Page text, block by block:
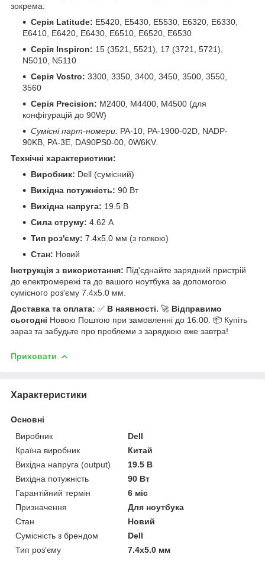
зокрема:
Серія Latitude: E5420, E5430, E5530, E6320, E6330,
E6410, E6420, E6430, E6510, E6520, E6530
Серія Inspiron: 15 (3521, 5521), 17 (3721, 5721),
N5010, N5110
Серія Vostro: 3300, 3350, 3400, 3450, 3500, 3550,
3560
Серія Precision: M2400, M4400, M4500 (для
конфігурацій до 90W)
Сумісні парт-номери: PA-10, PA-1900-02D, NADP-
90KB, PA-3E, DA90PS0-00, 0W6KV.
Технічні характеристики:
Виробник: Dell (сумісний)
Вихідна потужність: 90 Вт
Вихідна напруга: 19.5 В
Сила струму: 4.62 А
Тип роз'єму: 7.4x5.0 мм (з голкою)
Стан: Новий
Інструкція з використання: Під'єднайте зарядний пристрій
до електромережі та до вашого ноутбука за допомогою
сумісного роз'єму 7.4x5.0 мм.
Доставка та оплата: ✅ В наявності. 🚀 Відправимо
сьогодні Новою Поштою при замовленні до 16:00. 📦 Купіть
зараз та забудьте про проблеми з зарядкою вже завтра!
Приховати
Характеристики
Основні
Виробник
Dell
Країна виробник
Китай
Вихідна напруга (output)
19.5 В
Вихідна потужність
90 Вт
Гарантійний термін
6 міс
Призначення
Для ноутбука
Стан
Новий
Сумісність з брендом
Dell
Тип роз'єму
7.4x5.0 мм